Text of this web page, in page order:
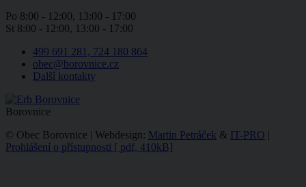
Po 8:00 - 12:00, 13:00 - 17:00
St 8:00 - 12:00, 13:00 - 17:00
499 691 281, 724 180 864
obec@borovnice.cz
Další kontakty
Borovnice
© Obec Borovnice | Webdesign: Martin Petráček & IT-PRO |
Prohlášení o přístupnosti [ pdf, 410kB]